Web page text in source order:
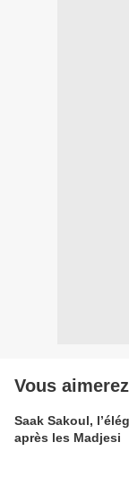
Vous
Saak Sakoul,
après les Madjesi